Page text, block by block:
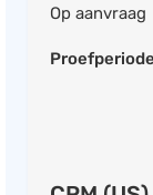
Op aanvraag